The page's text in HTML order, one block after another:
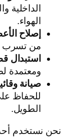
الداخلية
الهواء.
إصلاح
من تسرب
استبدال
ومعتمدة
صيانة
للحفاظ
الطويل.
نحن نستخدم